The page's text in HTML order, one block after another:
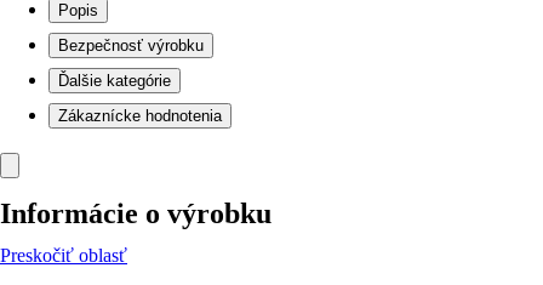
Popis
Bezpečnosť výrobku
Ďalšie kategórie
Zákaznícke hodnotenia
Informácie o výrobku
Preskočiť oblasť